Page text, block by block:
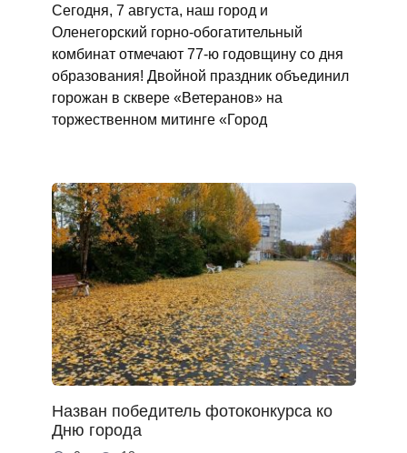
Сегодня, 7 августа, наш город и
Оленегорский горно‑обогатительный
комбинат отмечают 77‑ю годовщину со дня
образования! Двойной праздник объединил
горожан в сквере «Ветеранов» на
торжественном митинге «Город
Назван победитель фотоконкурса ко
Дню города